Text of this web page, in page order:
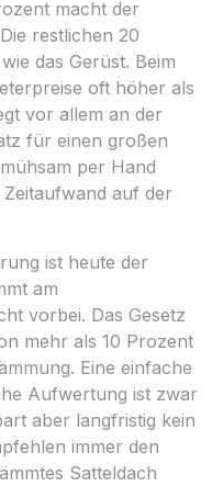
macht der
restlichen 20
das Gerüst. Beim
oft höher als
vor allem an der
für einen großen
per Hand
auf der
ist heute der
am
vorbei. Das Gesetz
mehr als 10 Prozent
Eine einfache
Aufwertung ist zwar
aber langfristig kein
immer den
Satteldach